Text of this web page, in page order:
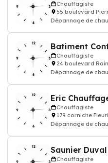
Chauffagiste
55 boulevard
Dépannage de
Batiment
Chauffagiste
24 boulevard
Dépannage de
Eric
Chauffagiste
179 corniche
Dépannage de
Chauffagiste